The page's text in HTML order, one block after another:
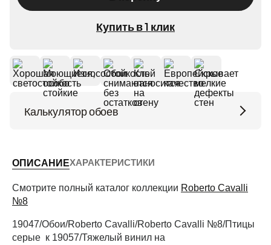
Купить в 1 клик
Калькулятор обоев
Периметр комнаты (м)
Рассчитать
ОПИСАНИЕХАРАКТЕРИСТИКИ
Смотрите полный каталог коллекции Roberto Cavalli
№8
19047/Обои/Roberto Cavalli/Roberto Cavalli №8/Птицы
серые к 19057/Тяжелый винил на